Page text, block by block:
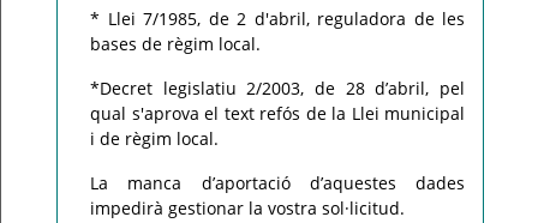
* Llei 7/1985, de 2 d'abril, reguladora de les
bases de règim local.
*Decret legislatiu 2/2003, de 28 d’abril, pel
qual s'aprova el text refós de la Llei municipal
i de règim local.
La manca d’aportació d’aquestes dades
impedirà gestionar la vostra sol·licitud.